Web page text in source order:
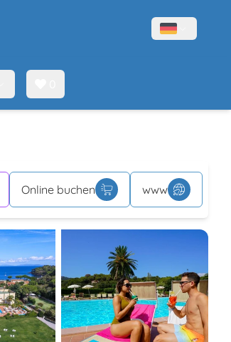
Menù lingue
Online buchen www